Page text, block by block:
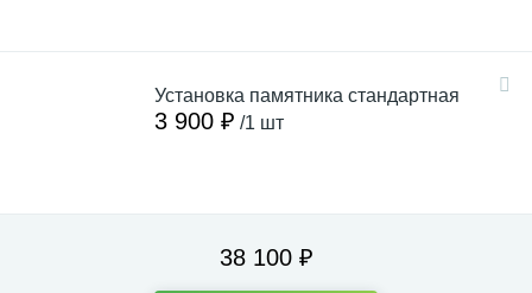
Установка памятника стандартная
3 900 ₽ /1 шт
38 100 ₽